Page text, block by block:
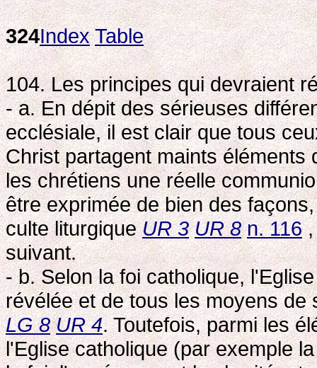
324Index Table
104. Les principes qui devraient
- a. En dépit des sérieuses
ecclésiale, il est clair que tous
Christ partagent maints
les chrétiens une réelle
être exprimée de bien des
culte liturgiqueUR 3 UR 8 n. 116,
suivant.
- b. Selon la foi catholique,
révélée et de tous les moyens
LG 8 UR 4. Toutefois, parmi les
l'Eglise catholique (par exemple